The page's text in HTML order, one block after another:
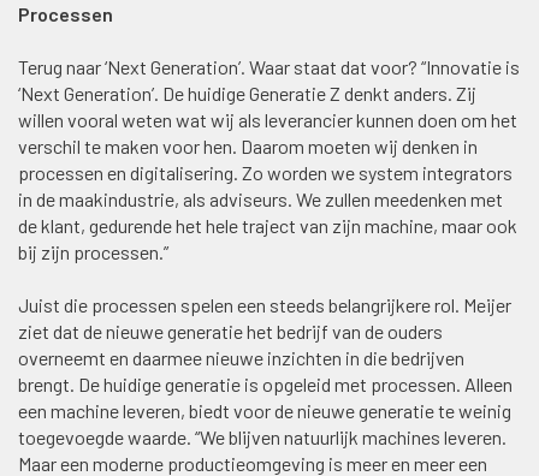
Processen
Terug naar ‘Next Generation’. Waar staat dat voor? “Innovatie is
‘Next Generation’. De huidige Generatie Z denkt anders. Zij
willen vooral weten wat wij als leverancier kunnen doen om het
verschil te maken voor hen. Daarom moeten wij denken in
processen en digitalisering. Zo worden we system integrators
in de maakindustrie, als adviseurs. We zullen meedenken met
de klant, gedurende het hele traject van zijn machine, maar ook
bij zijn processen.”
Juist die processen spelen een steeds belangrijkere rol. Meijer
ziet dat de nieuwe generatie het bedrijf van de ouders
overneemt en daarmee nieuwe inzichten in die bedrijven
brengt. De huidige generatie is opgeleid met processen. Alleen
een machine leveren, biedt voor de nieuwe generatie te weinig
toegevoegde waarde. “We blijven natuurlijk machines leveren.
Maar een moderne productieomgeving is meer en meer een